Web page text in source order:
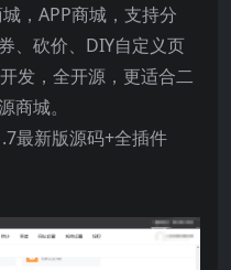
，APP商城，支持分
、砍价、DIY自定义页
发，全开源，更适合二
商城。